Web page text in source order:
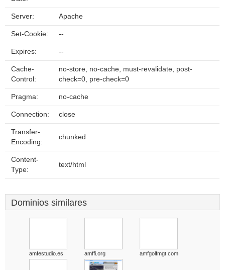
Server: Apache
Set-Cookie: --
Expires: --
Cache-
Control:
no-store, no-cache, must-revalidate, post-
check=0, pre-check=0
Pragma: no-cache
Connection: close
Transfer-
Encoding:
chunked
Content-
Type:
text/html
Dominios similares
amfestudio.es amffi.org amfgolfmgt.com